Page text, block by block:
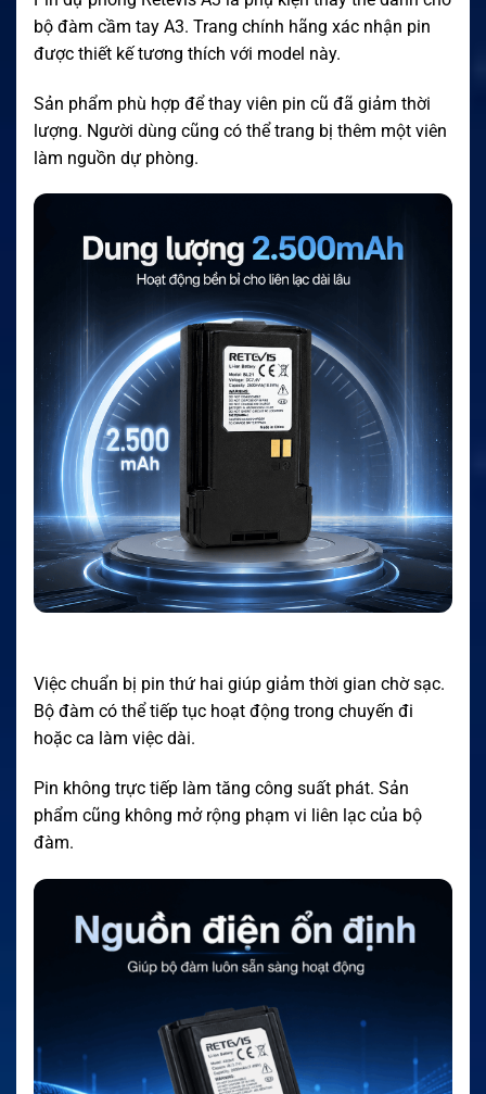
bộ đàm cầm tay A3. Trang chính hãng xác nhận pin
được thiết kế tương thích với model này.
Sản phẩm phù hợp để thay viên pin cũ đã giảm thời
lượng. Người dùng cũng có thể trang bị thêm một viên
làm nguồn dự phòng.
Việc chuẩn bị pin thứ hai giúp giảm thời gian chờ sạc.
Bộ đàm có thể tiếp tục hoạt động trong chuyến đi
hoặc ca làm việc dài.
Pin không trực tiếp làm tăng công suất phát. Sản
phẩm cũng không mở rộng phạm vi liên lạc của bộ
đàm.